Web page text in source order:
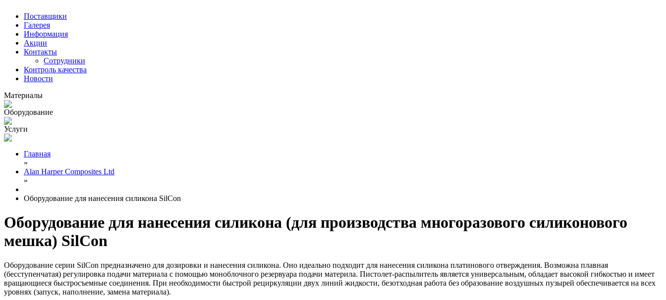
Поставщики
Галерея
Информация
Акции
Контакты
Сотрудники
Контроль качества
Новости
Материалы
Оборудование
Услуги
Главная
»
Alan Harper Composites Ltd
»
Оборудование для нанесения силикона SilCon
Оборудование для нанесения силикона (для производства многоразового силиконового
мешка) SilCon
Оборудование серии SilCon предназначено для дозировки и нанесения силикона. Оно идеально подходит для нанесения силикона платинового отверждения. Возможна плавная
(бесступенчатая) регулировка подачи материала с помощью моноблочного резервуара подачи материла. Пистолет-распылитель является универсальным, обладает высокой гибкостью и имеет
вращающиеся быстросъемные соединения. При необходимости быстрой рециркуляции двух линий жидкости, безотходная работа без образование воздушных пузырей обеспечивается на всех
уровнях (запуск, наполнение, замена материала).